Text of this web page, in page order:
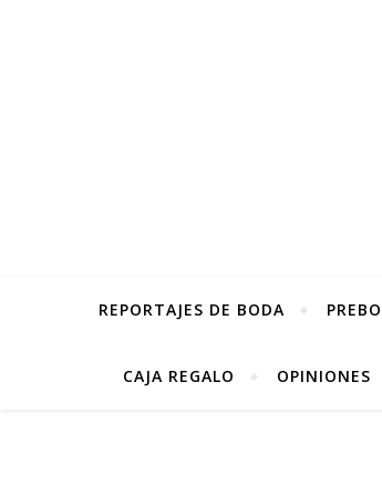
REPORTAJES DE BODA
CAJA REGALO OPINIONES